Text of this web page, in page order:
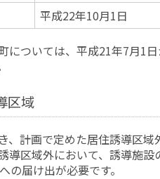
平成22年10月1日
については、平成21年7月1
区域
、計画で定めた居住誘導区
導区域外において、誘導施
の届け出が必要です。